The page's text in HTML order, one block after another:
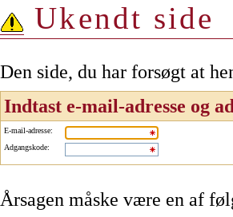
Ukendt side
Den side, du har forsøgt at
Indtast e-mail-adresse og
E-mail-adresse:
Adgangskode:
Årsagen måske være en af